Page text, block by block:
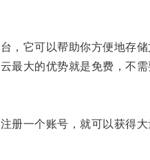
它可以帮助你方便地存储
大的优势就是免费，不需
一个账号，就可以获得大